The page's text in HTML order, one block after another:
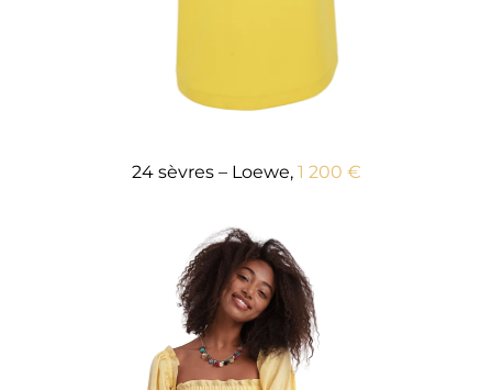
24 sèvres – Loewe, 1 200 €